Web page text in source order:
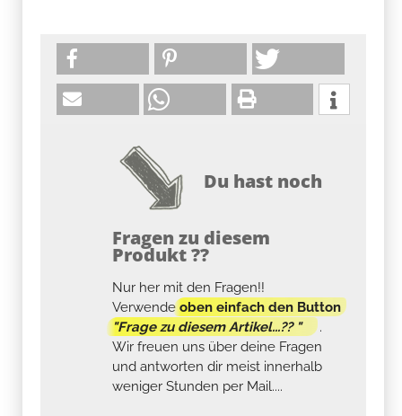
Du hast noch
Fragen zu diesem
Produkt ??
Nur her mit den Fragen!!
Verwendeoben einfach den Button
"Frage zu diesem Artikel...?? "
.
Wir freuen uns über deine Fragen
und antworten dir meist innerhalb
weniger Stunden per Mail....